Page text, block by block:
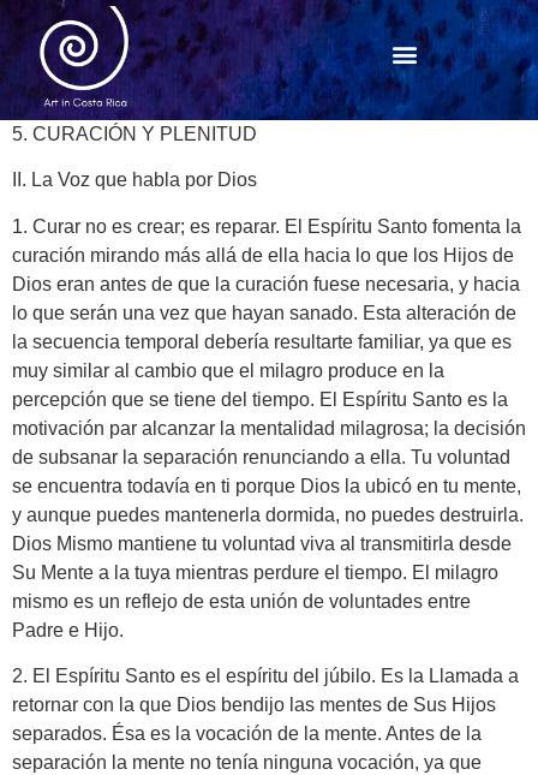
5. CURACIÓN Y PLENITUD
II. La Voz que habla por Dios
1. Curar no es crear; es reparar. El Espíritu Santo fomenta la
curación mirando más allá de ella hacia lo que los Hijos de
Dios eran antes de que la curación fuese necesaria, y hacia
lo que serán una vez que hayan sanado. Esta alteración de
la secuencia temporal debería resultarte familiar, ya que es
muy similar al cambio que el milagro produce en la
percepción que se tiene del tiempo. El Espíritu Santo es la
motivación par alcanzar la mentalidad milagrosa; la decisión
de subsanar la separación renunciando a ella. Tu voluntad
se encuentra todavía en ti porque Dios la ubicó en tu mente,
y aunque puedes mantenerla dormida, no puedes destruirla.
Dios Mismo mantiene tu voluntad viva al transmitirla desde
Su Mente a la tuya mientras perdure el tiempo. El milagro
mismo es un reflejo de esta unión de voluntades entre
Padre e Hijo.
2. El Espíritu Santo es el espíritu del júbilo. Es la Llamada a
retornar con la que Dios bendijo las mentes de Sus Hijos
separados. Ésa es la vocación de la mente. Antes de la
separación la mente no tenía ninguna vocación, ya que